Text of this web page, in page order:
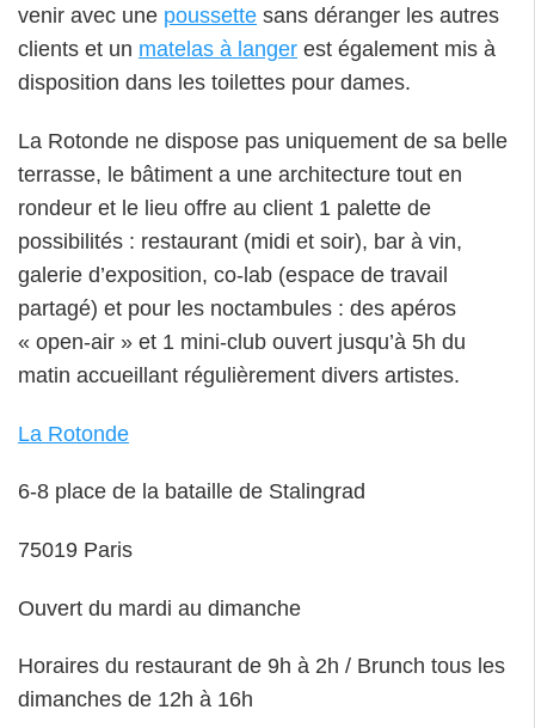
venir avec une poussette sans déranger les autres
clients et un matelas à langer est également mis à
disposition dans les toilettes pour dames.
La Rotonde ne dispose pas uniquement de sa belle
terrasse, le bâtiment a une architecture tout en
rondeur et le lieu offre au client 1 palette de
possibilités : restaurant (midi et soir), bar à vin,
galerie d’exposition, co-lab (espace de travail
partagé) et pour les noctambules : des apéros
« open-air » et 1 mini-club ouvert jusqu’à 5h du
matin accueillant régulièrement divers artistes.
La Rotonde
6-8 place de la bataille de Stalingrad
75019 Paris
Ouvert du mardi au dimanche
Horaires du restaurant de 9h à 2h / Brunch tous les
dimanches de 12h à 16h